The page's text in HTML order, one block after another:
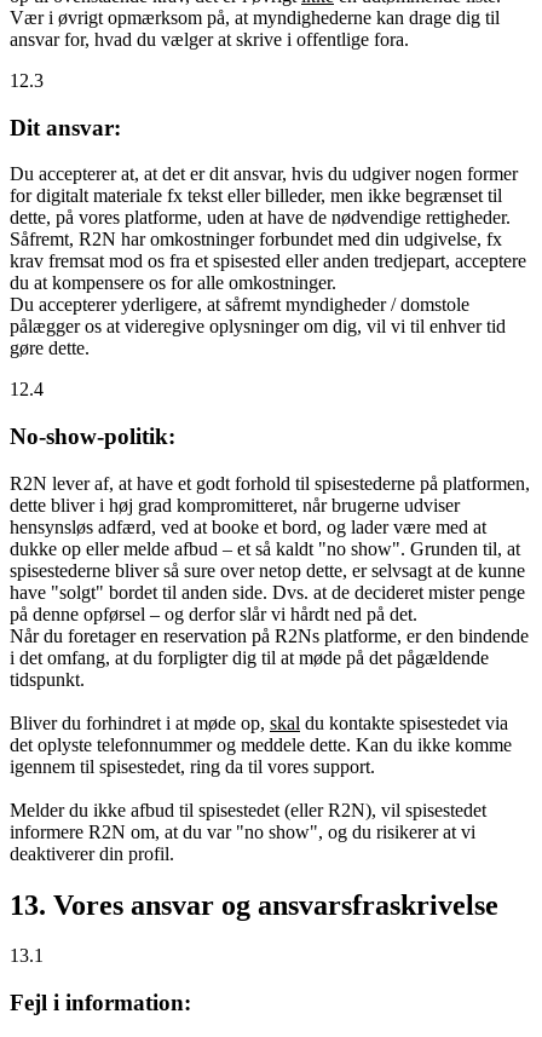
Vær i øvrigt opmærksom på, at myndighederne kan drage dig til
ansvar for, hvad du vælger at skrive i offentlige fora.
12.3
Dit ansvar:
Du accepterer at, at det er dit ansvar, hvis du udgiver nogen former
for digitalt materiale fx tekst eller billeder, men ikke begrænset til
dette, på vores platforme, uden at have de nødvendige rettigheder.
Såfremt, R2N har omkostninger forbundet med din udgivelse, fx
krav fremsat mod os fra et spisested eller anden tredjepart, acceptere
du at kompensere os for alle omkostninger.
Du accepterer yderligere, at såfremt myndigheder / domstole
pålægger os at videregive oplysninger om dig, vil vi til enhver tid
gøre dette.
12.4
No-show-politik:
R2N lever af, at have et godt forhold til spisestederne på platformen,
dette bliver i høj grad kompromitteret, når brugerne udviser
hensynsløs adfærd, ved at booke et bord, og lader være med at
dukke op eller melde afbud – et så kaldt "no show". Grunden til, at
spisestederne bliver så sure over netop dette, er selvsagt at de kunne
have "solgt" bordet til anden side. Dvs. at de decideret mister penge
på denne opførsel – og derfor slår vi hårdt ned på det.
Når du foretager en reservation på R2Ns platforme, er den bindende
i det omfang, at du forpligter dig til at møde på det pågældende
tidspunkt.
Bliver du forhindret i at møde op, skal du kontakte spisestedet via
det oplyste telefonnummer og meddele dette. Kan du ikke komme
igennem til spisestedet, ring da til vores support.
Melder du ikke afbud til spisestedet (eller R2N), vil spisestedet
informere R2N om, at du var "no show", og du risikerer at vi
deaktiverer din profil.
13. Vores ansvar og ansvarsfraskrivelse
13.1
Fejl i information: